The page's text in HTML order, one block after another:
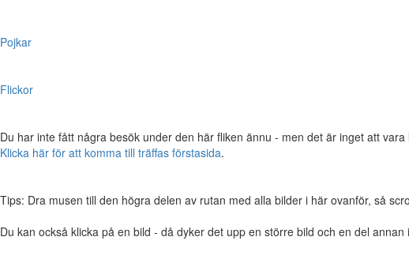
Pojkar
Flickor
Du har inte fått några besök under den här fliken ännu - men det är inget att vara
Klicka här för att komma till träffas förstasida.
Tips: Dra musen till den högra delen av rutan med alla bilder i här ovanför, så
Du kan också klicka på en bild - då dyker det upp en större bild och en del